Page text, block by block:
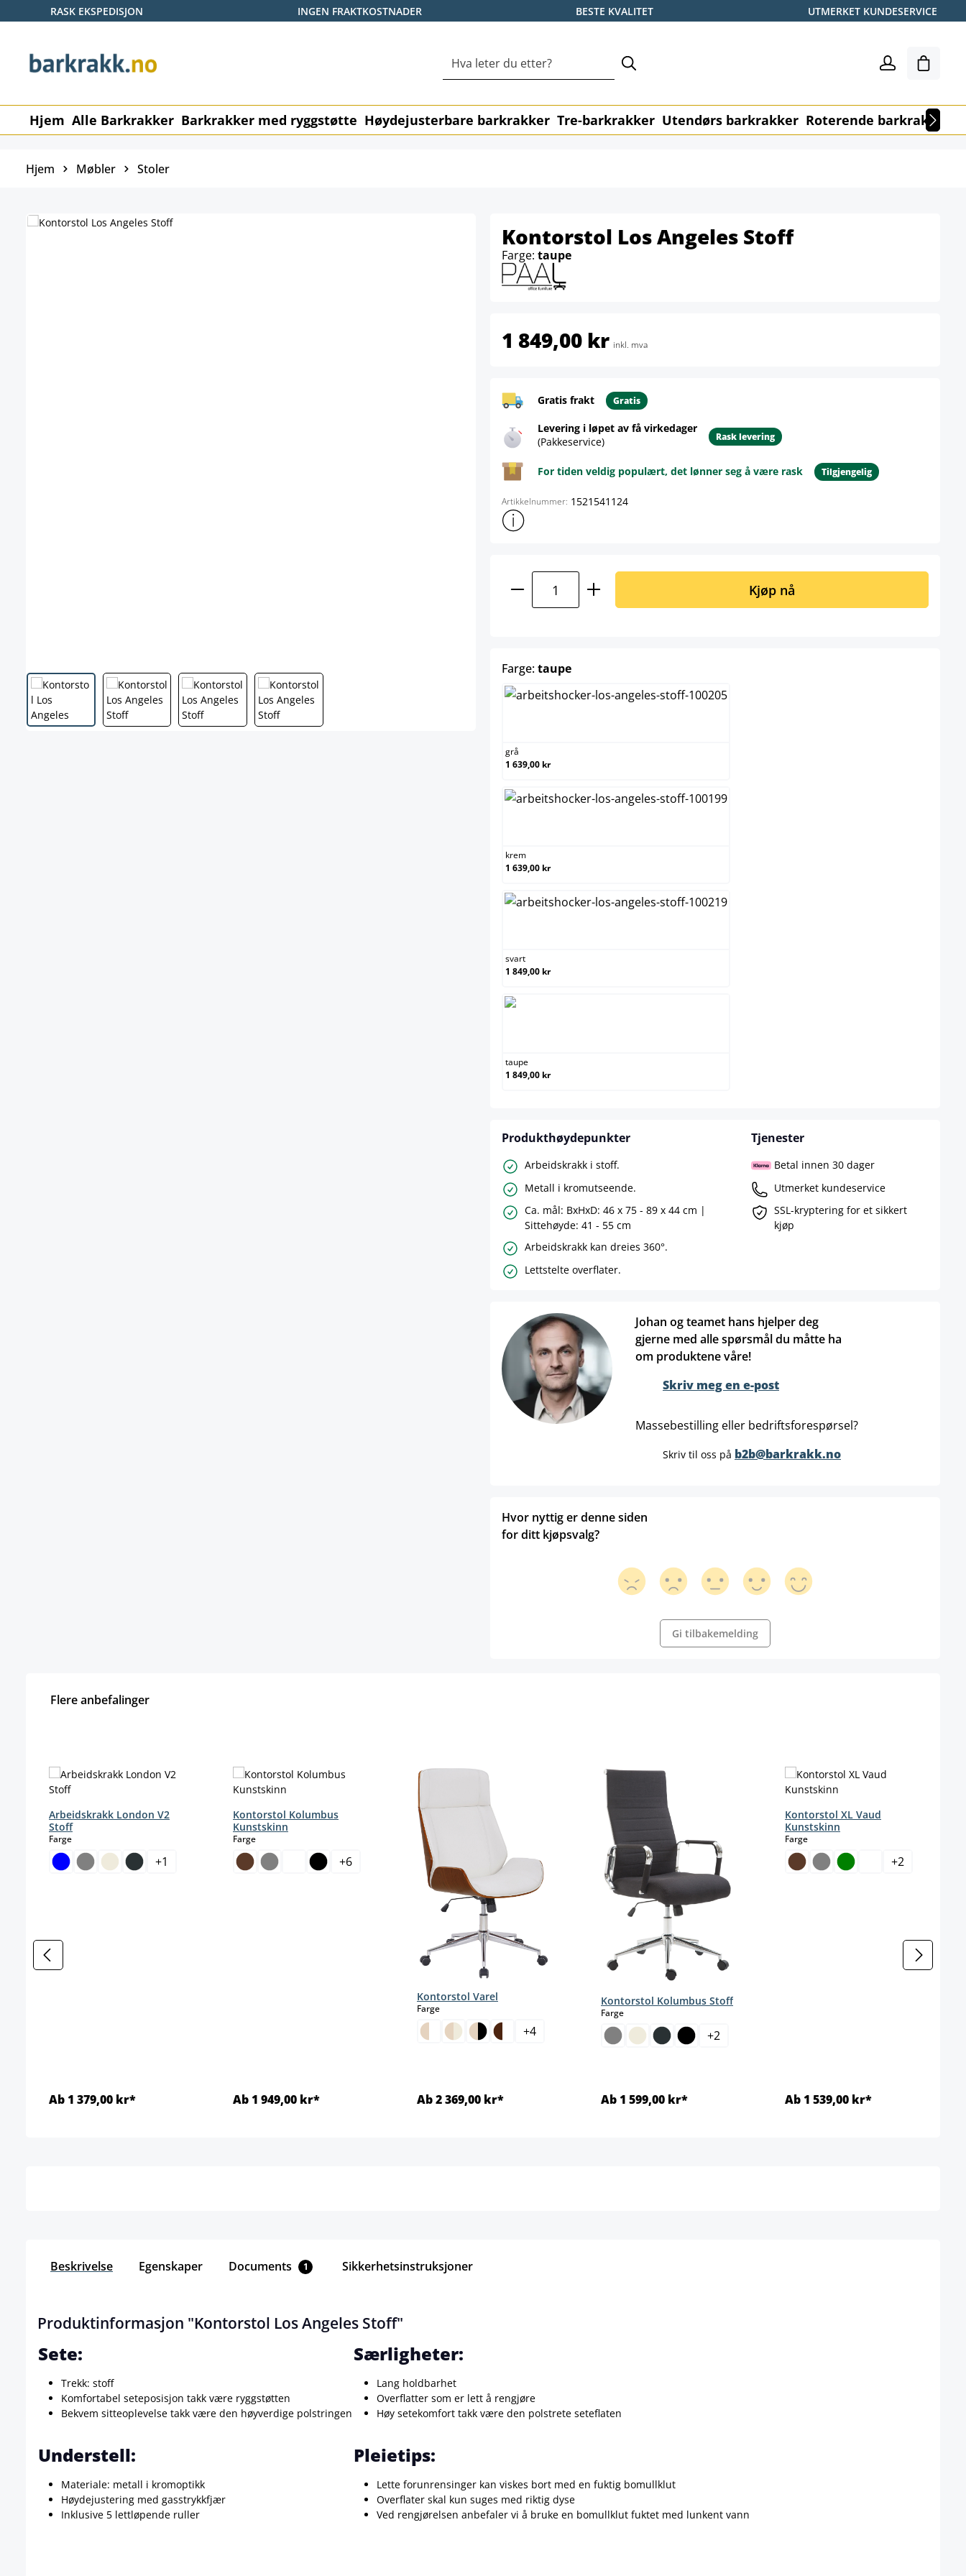
til hovedinnhold
Hopp til søk
Gå til hovednavigasjon
RASK EKSPEDISJON INGEN FRAKTKOSTNADER BESTE KVALITET UTMERKET KUNDESERVICE
Hjem Alle Barkrakker Barkrakker med ryggstøtte Høydejusterbare barkrakker Tre-barkrakker Utendørs barkrakker Roterende barkrakker
Hjem Møbler Stoler
Kontorstol Los Angeles Stoff
Farge: taupe
1 849,00 kr inkl. mva
Gratis frakt Gratis
Levering i løpet av få virkedager
(Pakkeservice)
Rask levering
For tiden veldig populært, det lønner seg å være rask Tilgjengelig
Artikkelnummer: 1521541124
Vis mer produktinformasjon
Produktmengde: Angi ønsket mengde eller bruk
Kjøp nå
Farge:taupeselect
grå
1 639,00 kr
krem
1 639,00 kr
svart
1 849,00 kr
taupe
1 849,00 kr
Produkthøydepunkter
Arbeidskrakk i stoff.
Metall i kromutseende.
Ca. mål: BxHxD: 46 x 75 - 89 x 44 cm |
Sittehøyde: 41 - 55 cm
Arbeidskrakk kan dreies 360°.
Lettstelte overflater.
Tjenester
Betal innen 30 dager
Utmerket kundeservice
SSL-kryptering for et sikkert
kjøp
Johan og teamet hans hjelper deg
gjerne med alle spørsmål du måtte ha
om produktene våre!
Skriv meg en e-post
Massebestilling eller bedriftsforespørsel?
Skriv til oss på b2b@barkrakk.no
Hvor nyttig er denne siden
for ditt kjøpsvalg?
Gi tilbakemelding
Flere anbefalinger
Arbeidskrakk London V2
Stoff
Fargeselect
+1
Ab 1 379,00 kr*
Kontorstol Kolumbus
Kunstskinn
Fargeselect
+6
Ab 1 949,00 kr*
Kontorstol Varel
Fargeselect
+4
Ab 2 369,00 kr*
Kontorstol Kolumbus Stoff
Fargeselect
+2
Ab 1 599,00 kr*
Kontorstol XL Vaud
Kunstskinn
Fargeselect
+2
Ab 1 539,00 kr*
Beskrivelse Egenskaper Documents 1 Sikkerhetsinstruksjoner
Produktinformasjon "Kontorstol Los Angeles Stoff"
Sete:
Trekk: stoff
Komfortabel seteposisjon takk være ryggstøtten
Bekvem sitteoplevelse takk være den høyverdige polstringen
Særligheter:
Lang holdbarhet
Overflatter som er lett å rengjøre
Høy setekomfort takk være den polstrete seteflaten
Understell:
Materiale: metall i kromoptikk
Høydejustering med gasstrykkfjær
Inklusive 5 lettløpende ruller
Pleietips:
Lette forunrensinger kan viskes bort med en fuktig bomullklut
Overflater skal kun suges med riktig dyse
Ved rengjørelsen anbefaler vi å bruke en bomullklut fuktet med lunkent vann